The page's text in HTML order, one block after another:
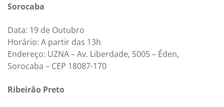
Sorocaba
Data: 19 de Outubro
Horário: A partir das 13h
Endereço: UZNA – Av. Liberdade, 5005 – Éden,
Sorocaba – CEP 18087-170
Ribeirão Preto